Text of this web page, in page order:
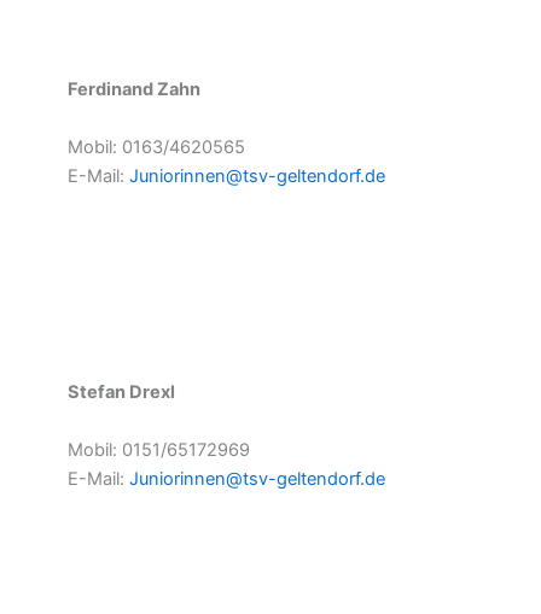
Ferdinand Zahn
Mobil: 0163/4620565
E-Mail:Juniorinnen@tsv-geltendorf.de
Stefan Drexl
Mobil: 0151/65172969
E-Mail:Juniorinnen@tsv-geltendorf.de